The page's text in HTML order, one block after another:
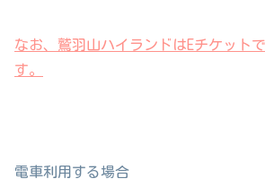
なお、鷲羽山ハイランドはEチケット
す。
電車利用する場合